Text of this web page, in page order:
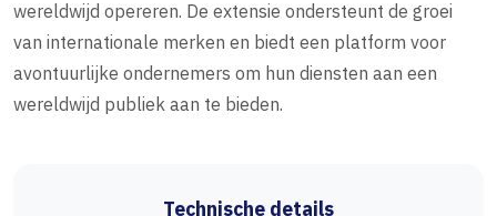
wereldwijd opereren. De extensie ondersteunt de groei
van internationale merken en biedt een platform voor
avontuurlijke ondernemers om hun diensten aan een
wereldwijd publiek aan te bieden.
Technische details